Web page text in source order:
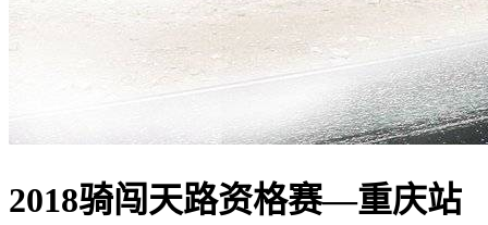
2018骑闯天路资格赛—重庆站